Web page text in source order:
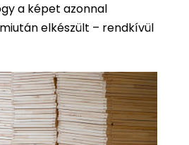
a képet azonnal
elkészült – rendkívül